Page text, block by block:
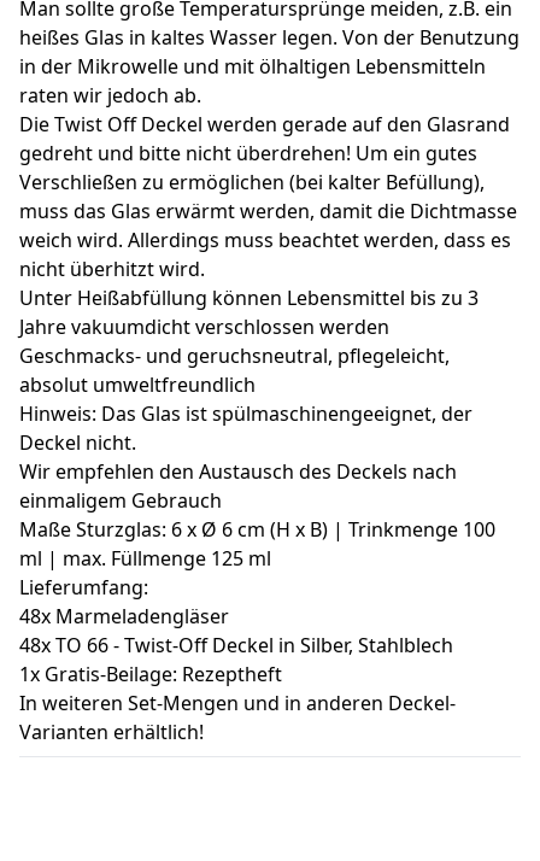
Man sollte große Temperatursprünge meiden, z.B. ein
heißes Glas in kaltes Wasser legen. Von der Benutzung
in der Mikrowelle und mit ölhaltigen Lebensmitteln
raten wir jedoch ab.
Die Twist Off Deckel werden gerade auf den Glasrand
gedreht und bitte nicht überdrehen! Um ein gutes
Verschließen zu ermöglichen (bei kalter Befüllung),
muss das Glas erwärmt werden, damit die Dichtmasse
weich wird. Allerdings muss beachtet werden, dass es
nicht überhitzt wird.
Unter Heißabfüllung können Lebensmittel bis zu 3
Jahre vakuumdicht verschlossen werden
Geschmacks- und geruchsneutral, pflegeleicht,
absolut umweltfreundlich
Hinweis: Das Glas ist spülmaschinengeeignet, der
Deckel nicht.
Wir empfehlen den Austausch des Deckels nach
einmaligem Gebrauch
Maße Sturzglas: 6 x Ø 6 cm (H x B) | Trinkmenge 100
ml | max. Füllmenge 125 ml
Lieferumfang:
48x Marmeladengläser
48x TO 66 - Twist-Off Deckel in Silber, Stahlblech
1x Gratis-Beilage: Rezeptheft
In weiteren Set-Mengen und in anderen Deckel-
Varianten erhältlich!